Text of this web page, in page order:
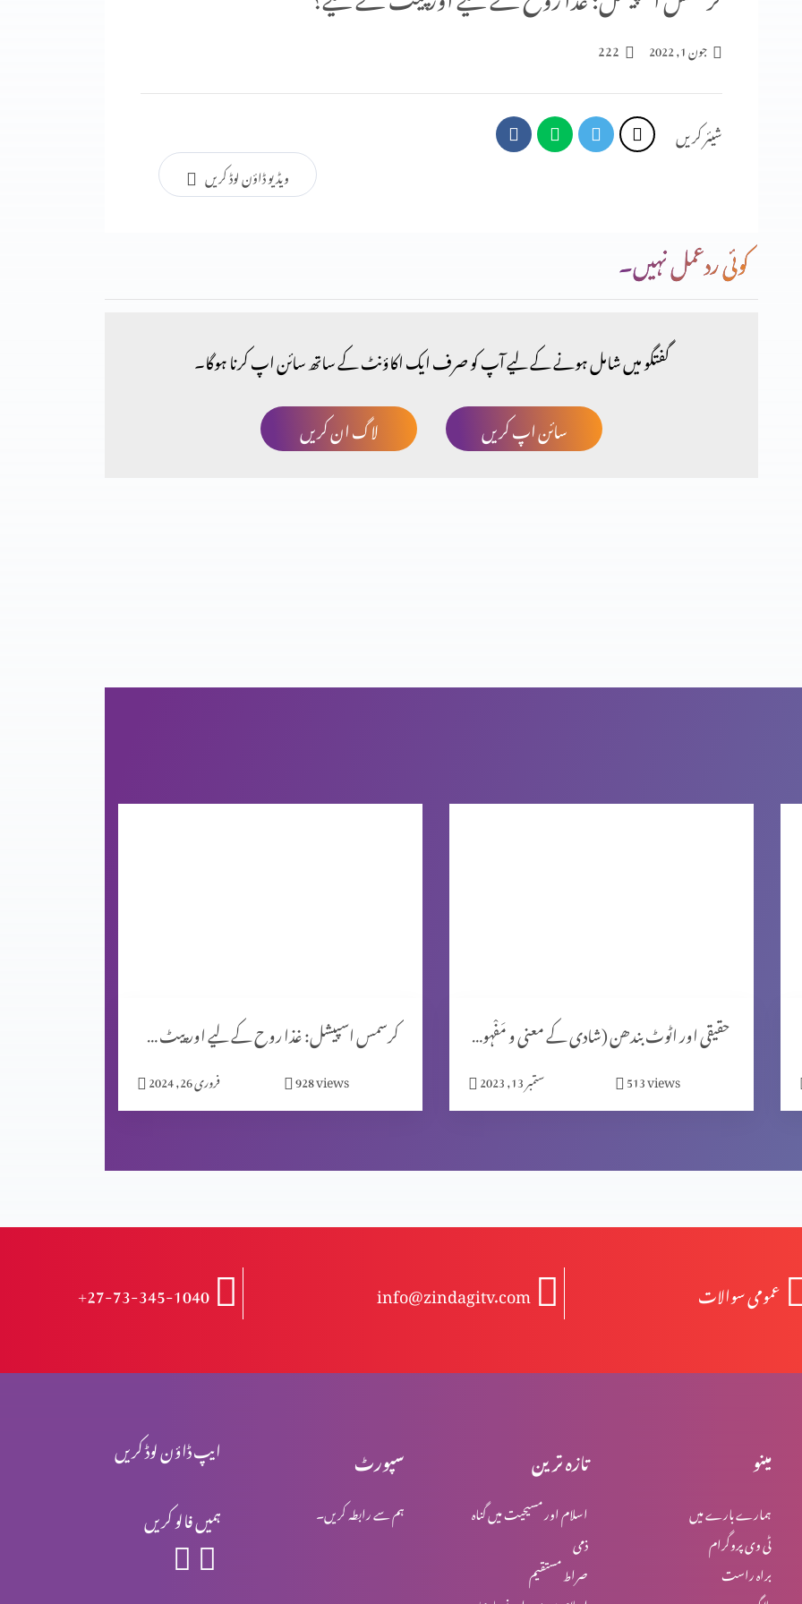
جون 1, 2022 222
شیئر کریں
ویڈیو ڈاؤن لوڈ کریں
کوئی ردعمل نہیں۔
گفتگو میں شامل ہونے کے لیے آپ کو صرف ایک اکاؤنٹ کے ساتھ سائن اپ کرنا ہوگا۔
لاگ ان کریں
سائن اپ کریں
کرسمس اسپیشل: غذا روح کے لیے اور پیٹ کے لیے؟
فروری 26, 2024 928views
حقیقی اور اٹوٹ بندھن (شادی کے معنی و مَفْہوم) حصہ 1
ستمبر 13, 2023 513views
+27-73-345-1040 info@zindagitv.com عمومی سوالات
ایپ ڈاؤن لوڈ کریں
ہمیں فالو کریں
سپورٹ
ہم سے رابطہ کریں۔
تازہ ترین
اسلام اور مسیحیت میں گناہ
ذمی
صراط مستقیم
مینو
ہمارے بارے میں
ٹی وی پروگرام
براہ راست